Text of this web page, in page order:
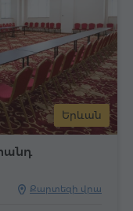
Երևան
Քարտեզի վրա